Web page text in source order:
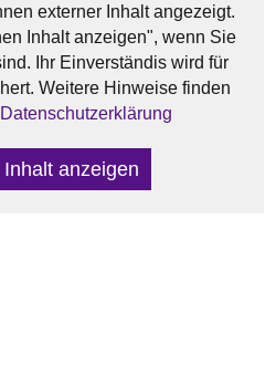
externer Inhalt angezeigt.
Inhalt anzeigen", wenn Sie
Ihr Einverständis wird für
Weitere Hinweise finden
Datenschutzerklärung
anzeigen